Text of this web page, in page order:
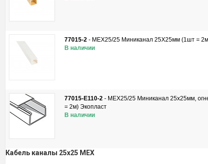
77015-2 - MEX25/25 Миниканал 25Х25мм (1шт =
В наличии
77015-E110-2 - MEX25/25 Миниканал 25х25мм,
= 2м) Экопласт
В наличии
Кабель каналы 25x25 MEX